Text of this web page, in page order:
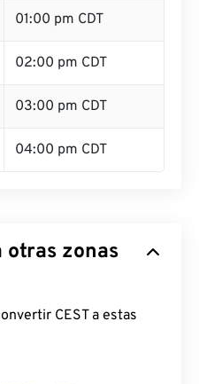
01:00 pm CDT
02:00 pm CDT
03:00 pm CDT
04:00 pm CDT
otras zonas
CEST a estas